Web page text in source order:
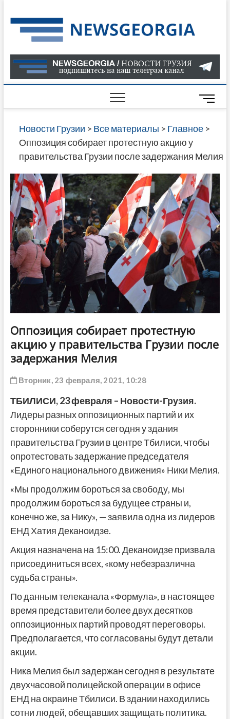
to
content
О
В
ГРУЗИИ
САЙТЕ
M
e
n
B
t
n
Новости Грузии > Все материалы > Главное>
Оппозиция собирает протестную акцию у
правительства Грузии после задержания Мелия
Оппозиция собирает протестную
акцию у правительства Грузии после
задержания Мелия
Вторник, 23 февраля, 2021, 10:28
ТБИЛИСИ, 23 февраля – Новости-Грузия.
Лидеры разных оппозиционных партий и их
сторонники соберутся сегодня у здания
правительства Грузии в центре Тбилиси, чтобы
опротестовать задержание председателя
«Единого национального движения» Ники Мелия.
«Мы продолжим бороться за свободу, мы
продолжим бороться за будущее страны и,
конечно же, за Нику», — заявила одна из лидеров
ЕНД Хатия Деканоидзе.
Акция назначена на 15:00. Деканоидзе призвала
присоединиться всех, «кому небезразлична
судьба страны».
По данным телеканала «Формула», в настоящее
время представители более двух десятков
оппозиционных партий проводят переговоры.
Предполагается, что согласованы будут детали
акции.
Ника Мелия был задержан сегодня в результате
двухчасовой полицейской операции в офисе
ЕНД на окраине Тбилиси. В здании находились
сотни людей, обещавших защищать политика.